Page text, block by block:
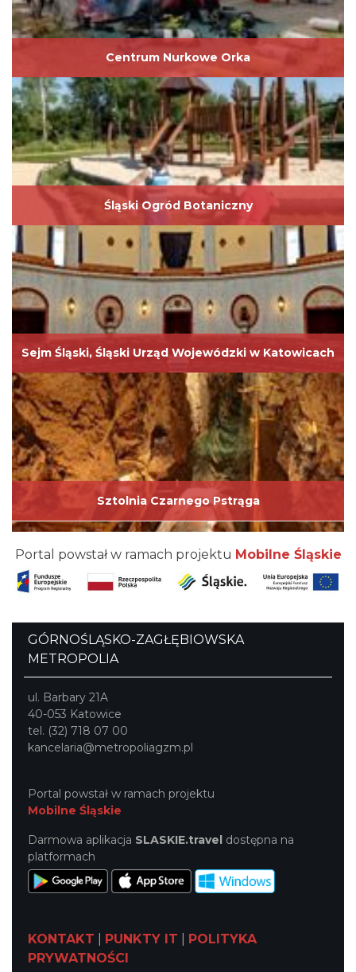
Centrum Nurkowe Orka
Śląski Ogród Botaniczny
Sejm Śląski, Śląski Urząd Wojewódzki w Katowicach
Sztolnia Czarnego Pstrąga
Portal powstał w ramach projektu Mobilne Śląskie
GÓRNOŚLĄSKO-ZAGŁĘBIOWSKA
METROPOLIA
ul. Barbary 21A
40-053 Katowice
tel. (32) 718 07 00
kancelaria@metropoliagzm.pl
Portal powstał w ramach projektu
Mobilne Śląskie
Darmowa aplikacja SLASKIE.travel dostępna na
platformach
KONTAKT PUNKTY IT
POLITYKA
PRYWATNOŚCI